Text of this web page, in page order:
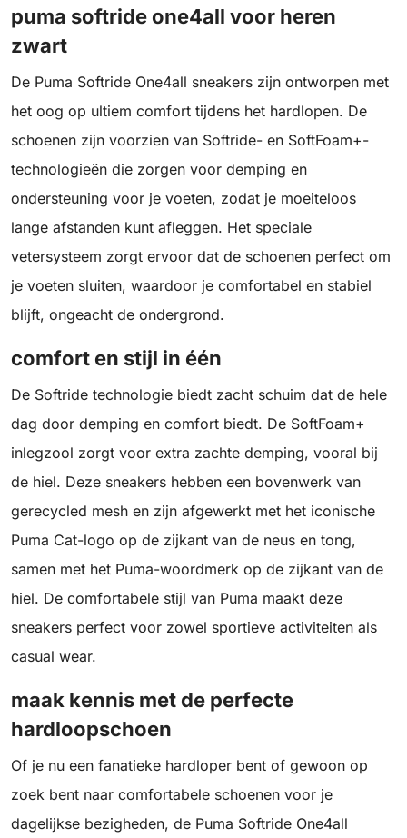
puma softride one4all voor heren
zwart
De Puma Softride One4all sneakers zijn ontworpen met
het oog op ultiem comfort tijdens het hardlopen. De
schoenen zijn voorzien van Softride- en SoftFoam+-
technologieën die zorgen voor demping en
ondersteuning voor je voeten, zodat je moeiteloos
lange afstanden kunt afleggen. Het speciale
vetersysteem zorgt ervoor dat de schoenen perfect om
je voeten sluiten, waardoor je comfortabel en stabiel
blijft, ongeacht de ondergrond.
comfort en stijl in één
De Softride technologie biedt zacht schuim dat de hele
dag door demping en comfort biedt. De SoftFoam+
inlegzool zorgt voor extra zachte demping, vooral bij
de hiel. Deze sneakers hebben een bovenwerk van
gerecycled mesh en zijn afgewerkt met het iconische
Puma Cat-logo op de zijkant van de neus en tong,
samen met het Puma-woordmerk op de zijkant van de
hiel. De comfortabele stijl van Puma maakt deze
sneakers perfect voor zowel sportieve activiteiten als
casual wear.
maak kennis met de perfecte
hardloopschoen
Of je nu een fanatieke hardloper bent of gewoon op
zoek bent naar comfortabele schoenen voor je
dagelijkse bezigheden, de Puma Softride One4all